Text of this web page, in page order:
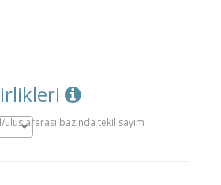
uluslararası bazında tekil sayım